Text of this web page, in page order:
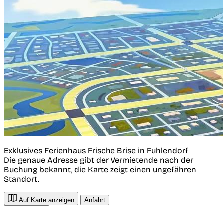
Exklusives Ferienhaus Frische Brise in Fuhlendorf
Die genaue Adresse gibt der Vermietende nach der
Buchung bekannt, die Karte zeigt einen ungefähren
Standort.
Auf Karte anzeigen Anfahrt